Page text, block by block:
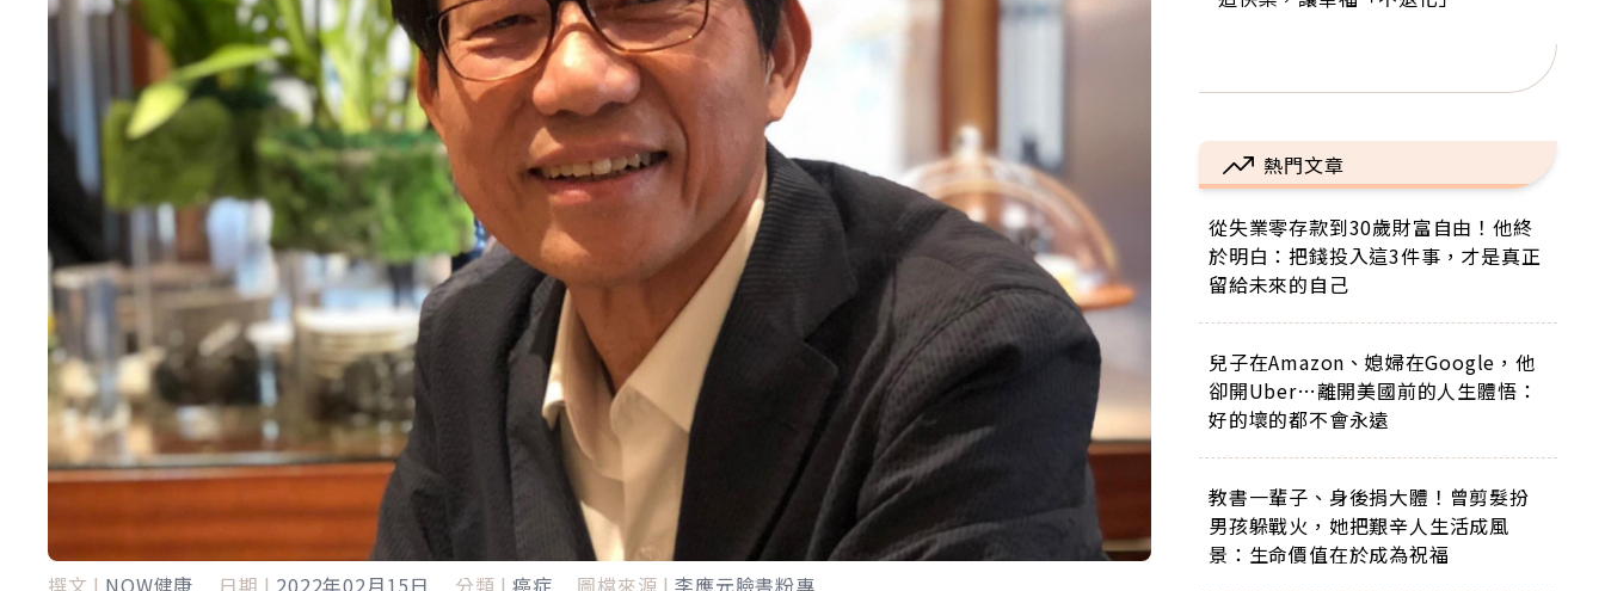
撰文 | NOW健康 日期 | 2022年02月15日 分類 | 癌症 圖檔來源 | 李應元臉書粉專
熱門文章
從失業零存款到30歲財富自由！他終
於明白：把錢投入這3件事，才是真正
留給未來的自己
兒子在Amazon、媳婦在Google，他
卻開Uber…離開美國前的人生體悟：
好的壞的都不會永遠
教書一輩子、身後捐大體！曾剪髮扮
男孩躲戰火，她把艱辛人生活成風
景：生命價值在於成為祝福